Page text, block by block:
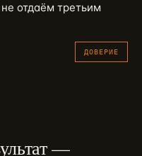
отдаём третьим
ДОВЕРИЕ
—